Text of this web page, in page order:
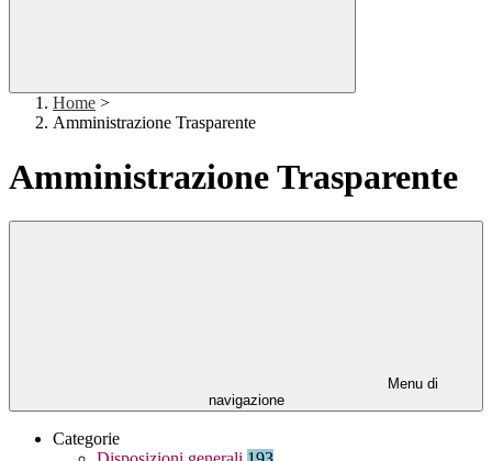
Home >
Amministrazione Trasparente
Amministrazione Trasparente
Menu di
navigazione
Categorie